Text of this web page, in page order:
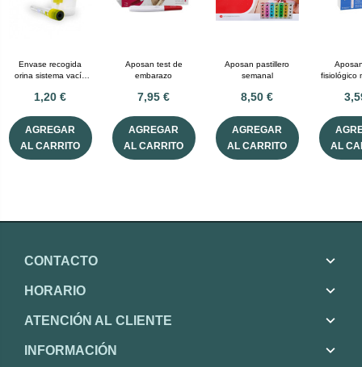
Envase recogida
orina sistema vacío
mL
1,20 €
AGREGAR
AL CARRITO
Aposan test de
embarazo
7,95 €
AGREGAR
AL CARRITO
Aposan pastillero
semanal
8,50 €
AGREGAR
AL CARRITO
fisiológico
AL
CONTACTO
HORARIO
ATENCIÓN AL CLIENTE
INFORMACIÓN